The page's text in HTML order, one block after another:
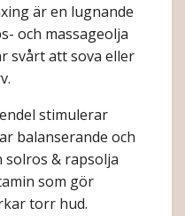
är en lugnande
och massageolja
svårt att sova eller
stimulerar
balanserande och
solros & rapsolja
som gör
torr hud.